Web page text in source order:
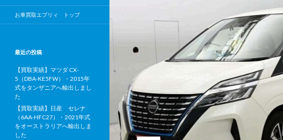
お車買取エブリィ トップ
最近の投稿
【買取実績】マツダ CX-
5（DBA-KE5FW）・2015年
式をタンザニアへ輸出しまし
た
【買取実績】日産 セレナ
（6AA-HFC27）・2021年式
をオーストラリアへ輸出しま
した